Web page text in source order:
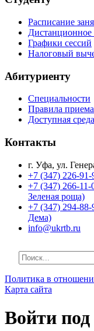
Расписание
Дистанционное
Графики сессий
Налоговый
Абитуриенту
Специальности
Правила
Доступная среда
Контакты
г. Уфа, ул.
+7 (347) 226-91-
+7 (347) 266-
Зеленая роща)
+7 (347) 294-
Дема)
info@ukrtb.ru
Политика в
Карта сайта
Войти